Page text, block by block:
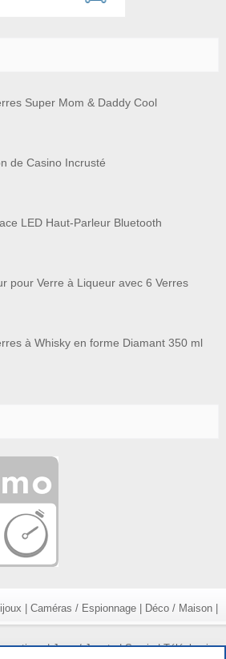
Super Mom & Daddy Cool
de Casino Incrusté
LED Haut-Parleur Bluetooth
pour Verre à Liqueur avec 6 Verres
à Whisky en forme Diamant 350 ml
Caméras / Espionnage| Déco / Maison|
|Jeux / Jouets|Survie|Téléphonie